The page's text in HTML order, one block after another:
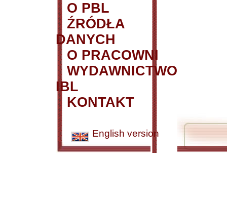
O PBL
ŹRÓDŁA
DANYCH
O PRACOWNI
WYDAWNICTWO
IBL
KONTAKT
English version